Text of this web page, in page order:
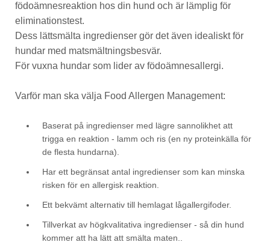
födoämnesreaktion hos din hund och är lämplig för
eliminationstest.
Dess lättsmälta ingredienser gör det även idealiskt för
hundar med matsmältningsbesvär.
För vuxna hundar som lider av födoämnesallergi.
Varför man ska välja Food Allergen Management:
Baserat på ingredienser med lägre sannolikhet att
trigga en reaktion - lamm och ris (en ny proteinkälla för
de flesta hundarna).
Har ett begränsat antal ingredienser som kan minska
risken för en allergisk reaktion.
Ett bekvämt alternativ till hemlagat lågallergifoder.
Tillverkat av högkvalitativa ingredienser - så din hund
kommer att ha lätt att smälta maten..